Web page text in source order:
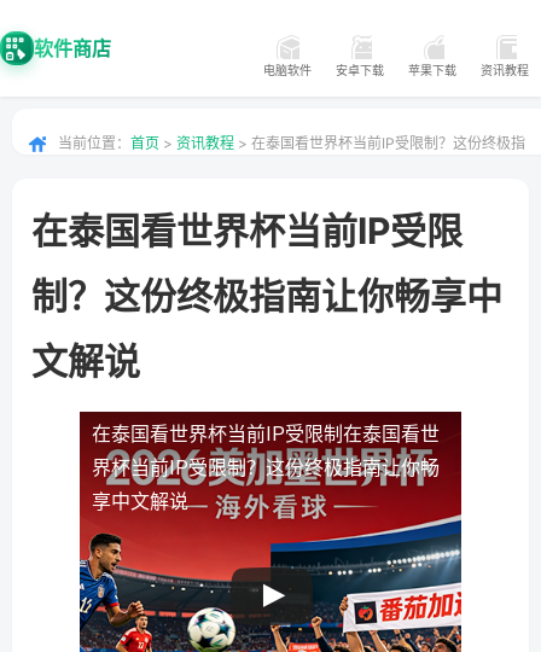
软件商店
电脑软件 安卓下载 苹果下载 资讯教程
当前位置： 首页 > 资讯教程 > 在泰国看世界杯当前IP受限制？这份终极指
在泰国看世界杯当前IP受限
制？这份终极指南让你畅享中
文解说
在泰国看世界杯当前IP受限制 在泰国看世
界杯当前IP受限制？这份终极指南让你畅
享中文解说